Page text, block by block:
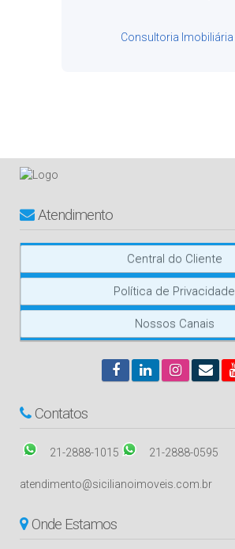
Consultoria Imobiliária
Atendimento
Central do Cliente
Política de Privacidade
Nossos Canais
Contatos
21-2888-1015 21-2888-0595
atendimento@sicilianoimoveis.com.br
Onde Estamos